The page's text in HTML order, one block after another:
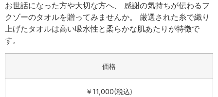
お世話になった方や大切な方へ、 感謝の気持ちが伝わるフ
クゾーのタオルを贈ってみませんか。 厳選された糸で織り
上げたタオルは高い吸水性と柔らかな肌あたりが特徴で
す。
価格
￥11,000(税込)